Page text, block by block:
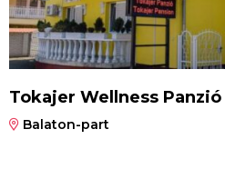
Tokajer Wellness Panzió
Balaton-part